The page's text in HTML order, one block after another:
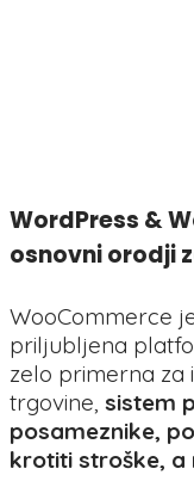
WordPress &
osnovni orodji
WooCommerce
priljubljena
zelo primerna za
trgovine, sistem
posameznike,
krotiti stroške, a